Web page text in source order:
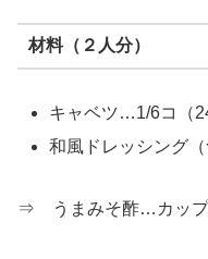
材料（２人分）
キャベツ…1/6コ（
和風ドレッシング（
⇒ うまみそ酢…カッ